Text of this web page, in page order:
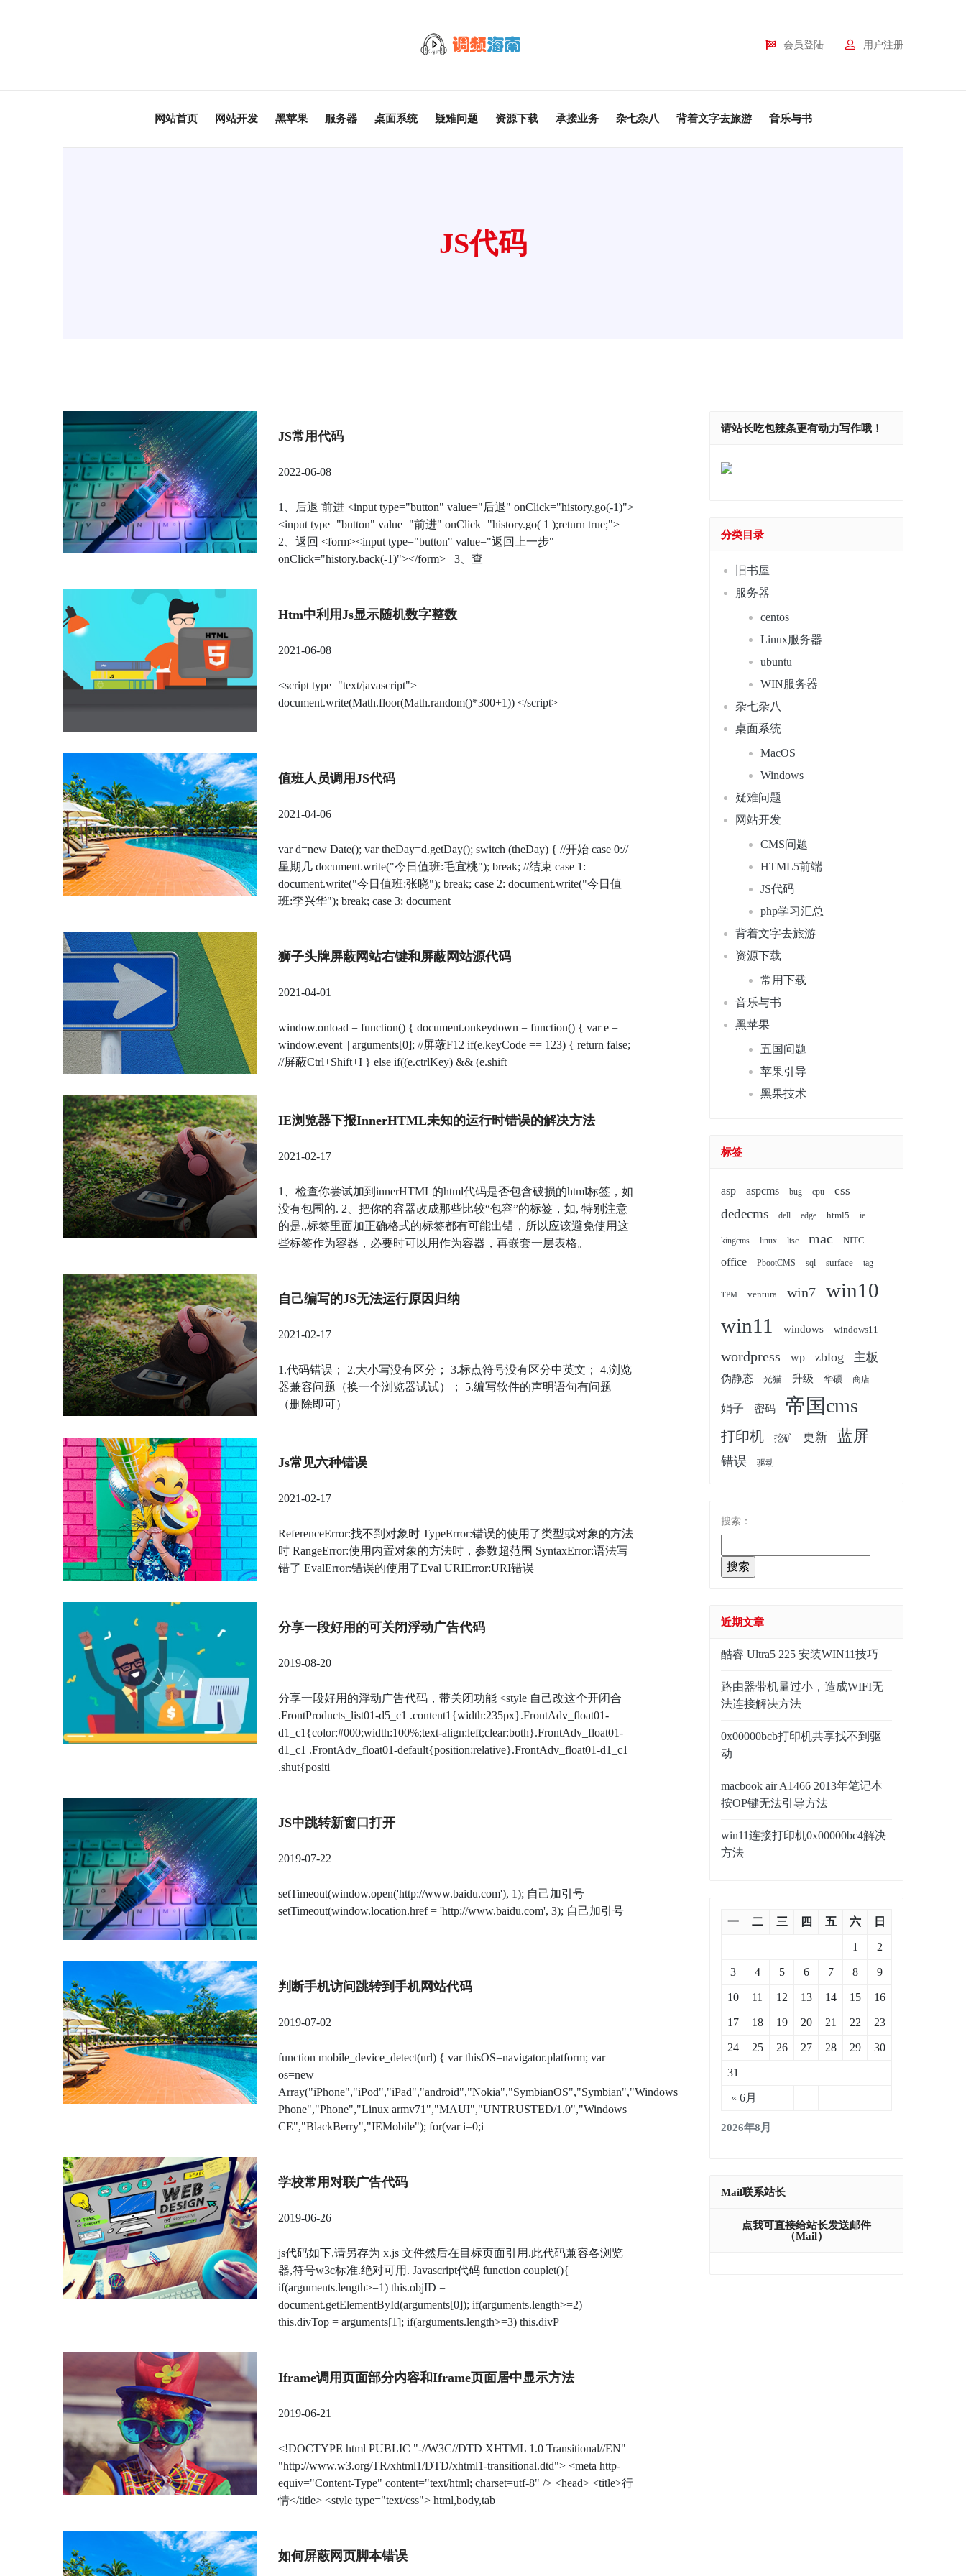
用户注册
会员登陆
网站首页 网站开发 黑苹果 服务器 桌面系统 疑难问题 资源下载 承接业务 杂七杂八 背着文字去旅游 音乐与书
JS代码
JS常用代码
2022-06-08
1、后退 前进 <input type="button" value="后退" onClick="history.go(-1)">
<input type="button" value="前进" onClick="history.go( 1 );return true;">
2、返回 <form><input type="button" value="返回上一步"
onClick="history.back(-1)"></form> 3、查
Htm中利用js显示随机数字整数
2021-06-08
<script type="text/javascript">
document.write(Math.floor(Math.random()*300+1)) </script>
值班人员调用JS代码
2021-04-06
var d=new Date(); var theDay=d.getDay(); switch (theDay) { //开始 case 0://
星期几 document.write("今日值班:毛宜桃"); break; //结束 case 1:
document.write("今日值班:张晓"); break; case 2: document.write("今日值
班:李兴华"); break; case 3: document
狮子头牌屏蔽网站右键和屏蔽网站源代码
2021-04-01
window.onload = function() { document.onkeydown = function() { var e =
window.event || arguments[0]; //屏蔽F12 if(e.keyCode == 123) { return false;
//屏蔽Ctrl+Shift+I } else if((e.ctrlKey) && (e.shift
IE浏览器下报innerHTML未知的运行时错误的解决方法
2021-02-17
1、检查你尝试加到innerHTML的html代码是否包含破损的html标签，如
没有包围的. 2、把你的容器改成那些比较“包容”的标签，如, 特别注意
的是,,标签里面加正确格式的标签都有可能出错，所以应该避免使用这
些标签作为容器，必要时可以用作为容器，再嵌套一层表格。
自己编写的JS无法运行原因归纳
2021-02-17
1.代码错误； 2.大小写没有区分； 3.标点符号没有区分中英文； 4.浏览
器兼容问题（换一个浏览器试试）； 5.编写软件的声明语句有问题
（删除即可）
Js常见六种错误
2021-02-17
ReferenceError:找不到对象时 TypeError:错误的使用了类型或对象的方法
时 RangeError:使用内置对象的方法时，参数超范围 SyntaxError:语法写
错了 EvalError:错误的使用了Eval URIError:URI错误
分享一段好用的可关闭浮动广告代码
2019-08-20
分享一段好用的浮动广告代码，带关闭功能 <style 自己改这个开闭合
.FrontProducts_list01-d5_c1 .content1{width:235px}.FrontAdv_float01-
d1_c1{color:#000;width:100%;text-align:left;clear:both}.FrontAdv_float01-
d1_c1 .FrontAdv_float01-default{position:relative}.FrontAdv_float01-d1_c1
.shut{positi
JS中跳转新窗口打开
2019-07-22
setTimeout(window.open('http://www.baidu.com'), 1); 自己加引号
setTimeout(window.location.href = 'http://www.baidu.com', 3); 自己加引号
判断手机访问跳转到手机网站代码
2019-07-02
function mobile_device_detect(url) { var thisOS=navigator.platform; var
os=new
Array("iPhone","iPod","iPad","android","Nokia","SymbianOS","Symbian","Windows
Phone","Phone","Linux armv71","MAUI","UNTRUSTED/1.0","Windows
CE","BlackBerry","IEMobile"); for(var i=0;i
学校常用对联广告代码
2019-06-26
js代码如下,请另存为 x.js 文件然后在目标页面引用.此代码兼容各浏览
器,符号w3c标准.绝对可用. Javascript代码 function couplet(){
if(arguments.length>=1) this.objID =
document.getElementById(arguments[0]); if(arguments.length>=2)
this.divTop = arguments[1]; if(arguments.length>=3) this.divP
Iframe调用页面部分内容和iframe页面居中显示方法
2019-06-21
<!DOCTYPE html PUBLIC "-//W3C//DTD XHTML 1.0 Transitional//EN"
"http://www.w3.org/TR/xhtml1/DTD/xhtml1-transitional.dtd"> <meta http-
equiv="Content-Type" content="text/html; charset=utf-8" /> <head> <title>行
情</title> <style type="text/css"> html,body,tab
如何屏蔽网页脚本错误
请站长吃包辣条更有动力写作哦！
分类目录
旧书屋
服务器
centos
Linux服务器
ubuntu
WIN服务器
杂七杂八
桌面系统
MacOS
Windows
疑难问题
网站开发
CMS问题
HTML5前端
JS代码
php学习汇总
背着文字去旅游
资源下载
常用下载
音乐与书
黑苹果
五国问题
苹果引导
黑果技术
标签
asp aspcms bug cpu css
dedecms dell edge html5 ie
kingcms linux ltsc mac NITC
office PbootCMS sql surface tag
TPM ventura win7
win10
win11
windows windows11
wordpress wp zblog 主板
伪静态 光猫 升级 华硕 商店
娟子 密码 帝国cms
打印机 挖矿 更新 蓝屏
错误 驱动
搜索：
近期文章
酷睿 Ultra5 225 安装WIN11技巧
路由器带机量过小，造成WIFI无
法连接解决方法
0x00000bcb打印机共享找不到驱
动
macbook air A1466 2013年笔记本
按OP键无法引导方法
win11连接打印机0x00000bc4解决
方法
2026年8月
一 二 三 四 五 六 日
« 6月
1 2
3 4 5 6 7 8 9
10 11 12 13 14 15 16
17 18 19 20 21 22 23
24 25 26 27 28 29 30
31
Mail联系站长
点我可直接给站长发送邮件
（mail）